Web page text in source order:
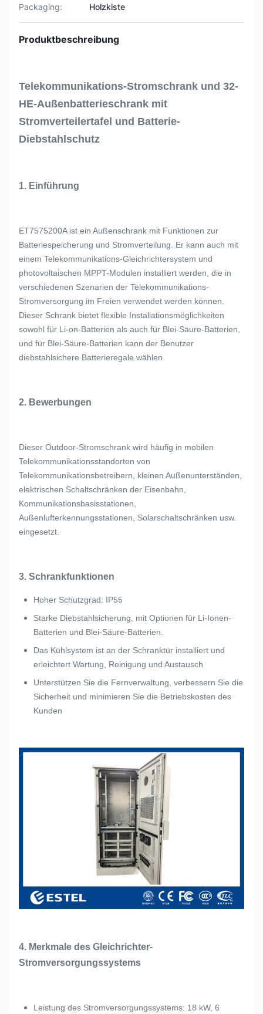
Packaging:
Holzkiste
Produktbeschreibung
Telekommunikations-Stromschrank und 32-
HE-Außenbatterieschrank mit
Stromverteilertafel und Batterie-
Diebstahlschutz
1. Einführung
ET7575200A ist ein Außenschrank mit Funktionen zur
Batteriespeicherung und Stromverteilung. Er kann auch mit
einem Telekommunikations-Gleichrichtersystem und
photovoltaischen MPPT-Modulen installiert werden, die in
verschiedenen Szenarien der Telekommunikations-
Stromversorgung im Freien verwendet werden können.
Dieser Schrank bietet flexible Installationsmöglichkeiten
sowohl für Li-on-Batterien als auch für Blei-Säure-Batterien,
und für Blei-Säure-Batterien kann der Benutzer
diebstahlsichere Batterieregale wählen.
2. Bewerbungen
Dieser Outdoor-Stromschrank wird häufig in mobilen
Telekommunikationsstandorten von
Telekommunikationsbetreibern, kleinen Außenunterständen,
elektrischen Schaltschränken der Eisenbahn,
Kommunikationsbasisstationen,
Außenlufterkennungsstationen, Solarschaltschränken usw.
eingesetzt.
3. Schrankfunktionen
Hoher Schutzgrad: IP55
Starke Diebstahlsicherung, mit Optionen für Li-Ionen-
Batterien und Blei-Säure-Batterien.
Das Kühlsystem ist an der Schranktür installiert und
erleichtert Wartung, Reinigung und Austausch
Unterstützen Sie die Fernverwaltung, verbessern Sie die
Sicherheit und minimieren Sie die Betriebskosten des
Kunden
4. Merkmale des Gleichrichter-
Stromversorgungssystems
Leistung des Stromversorgungssystems: 18 kW, 6